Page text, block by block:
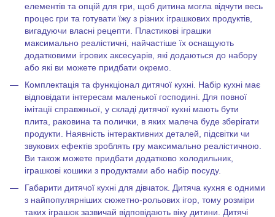
елементів та опцій для гри, щоб дитина могла відчути весь
процес гри та готувати їжу з різних іграшкових продуктів,
вигадуючи власні рецепти. Пластикові іграшки
максимально реалістичні, найчастіше їх оснащують
додатковими ігрових аксесуарів, які додаються до набору
або які ви можете придбати окремо.
Комплектація та функціонал дитячої кухні. Набір кухні має
відповідати інтересам маленької господині. Для повної
імітації справжньої, у складі дитячої кухні мають бути
плита, раковина та полички, в яких малеча буде зберігати
продукти. Наявність інтерактивних деталей, підсвітки чи
звукових ефектів зроблять гру максимально реалістичною.
Ви також можете придбати додатково холодильник,
іграшкові кошики з продуктами або набір посуду.
Габарити дитячої кухні для дівчаток. Дитяча кухня є одними
з найпопулярніших сюжетно-рольових ігор, тому розміри
таких іграшок зазвичай відповідають віку дитини. Дитячі